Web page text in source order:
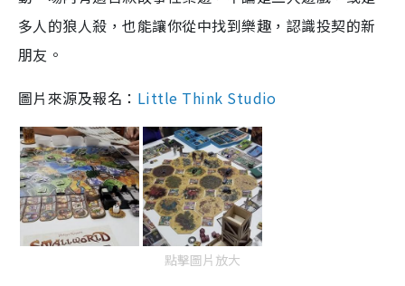
多人的狼人殺，也能讓你從中找到樂趣，認識投契的新
朋友。
圖片來源及報名： Little Think Studio
點擊圖片放大